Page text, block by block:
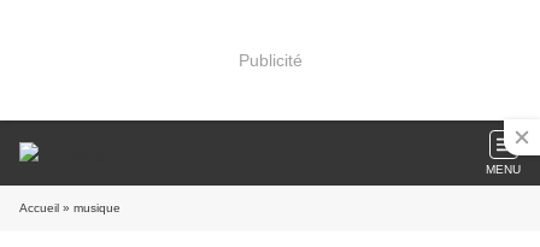
Publicité
MENU
Accueil » musique